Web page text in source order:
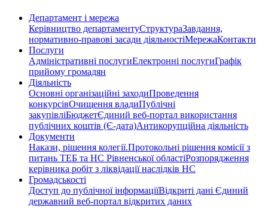
Департамент і мережа
Керівництво департаментуСтруктураЗавдання,
нормативно-правові засади діяльностіМережаКонтакти
Послуги
Адміністративні послугиЕлектронні послугиГрафік
прийому громадян
Діяльність
Основні організаційні заходиПроведення
конкурсівОчищення владиПублічні
закупівліБюджетЄдиний веб-портал використання
публічних коштів (Є-дата)Антикорупційна діяльність
Документи
Накази, рішення колегії.Протокольні рішення комісії з
питань ТЕБ та НС Рівненської областіРозпорядження
керівника робіт з ліквідації наслідків НС
Громадськості
Доступ до публічної інформаціїВідкриті дані Єдиний
державний веб-портал відкритих даних